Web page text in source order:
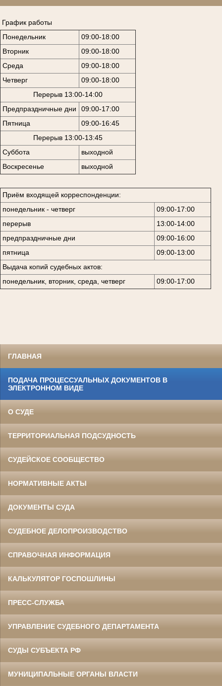
График работы
Понедельник
09:00-18:00
Вторник
09:00-18:00
Среда
09:00-18:00
Четверг
09:00-18:00
Перерыв 13:00-14:00
Предпраздничные дни
09:00-17:00
Пятница
09:00-16:45
Перерыв 13:00-13:45
Суббота
выходной
Воскресенье
выходной
Приём входящей корреспонденции:
понедельник - четверг
09:00-17:00
перерыв
13:00-14:00
предпраздничные дни
09:00-16:00
пятница
09:00-13:00
Выдача копий судебных актов:
понедельник, вторник, среда, четверг
09:00-17:00
ГЛАВНАЯ
ПОДАЧА ПРОЦЕССУАЛЬНЫХ ДОКУМЕНТОВ В
ЭЛЕКТРОННОМ ВИДЕ
О СУДЕ
ТЕРРИТОРИАЛЬНАЯ ПОДСУДНОСТЬ
СУДЕЙСКОЕ СООБЩЕСТВО
НОРМАТИВНЫЕ АКТЫ
ДОКУМЕНТЫ СУДА
СУДЕБНОЕ ДЕЛОПРОИЗВОДСТВО
СПРАВОЧНАЯ ИНФОРМАЦИЯ
КАЛЬКУЛЯТОР ГОСПОШЛИНЫ
ПРЕСС-СЛУЖБА
УПРАВЛЕНИЕ СУДЕБНОГО ДЕПАРТАМЕНТА
СУДЫ СУБЪЕКТА РФ
МУНИЦИПАЛЬНЫЕ ОРГАНЫ ВЛАСТИ